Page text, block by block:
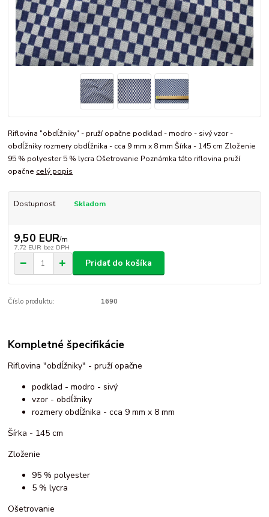
Riflovina "obdĺžniky" - pruží opačne podklad - modro - sivý vzor -
obdĺžniky rozmery obdĺžnika - cca 9 mm x 8 mm Šírka - 145 cm Zloženie
95 % polyester 5 % lycra Ošetrovanie Poznámka táto riflovina pruží
opačne celý popis
Dostupnosť Skladom
9,50 EUR/m
7,72 EUR bez DPH
Pridať do košíka
Číslo produktu: 1690
Kompletné špecifikácie
Riflovina "obdĺžniky" - pruží opačne
podklad - modro - sivý
vzor - obdĺžniky
rozmery obdĺžnika - cca 9 mm x 8 mm
Šírka - 145 cm
Zloženie
95 % polyester
5 % lycra
Ošetrovanie